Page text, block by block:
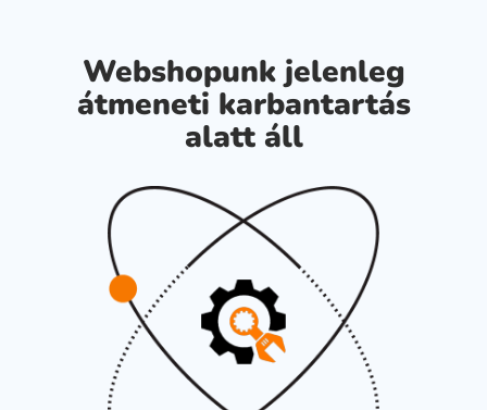
Webshopunk jelenleg
átmeneti karbantartás
alatt áll